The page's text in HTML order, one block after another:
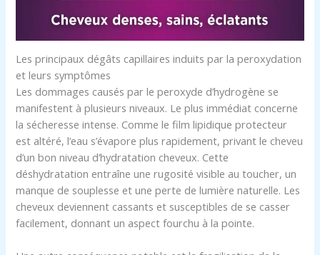
Les principaux dégâts capillaires induits par la peroxydation
et leurs symptômes
Les dommages causés par le peroxyde d’hydrogène se
manifestent à plusieurs niveaux. Le plus immédiat concerne
la sécheresse intense. Comme le film lipidique protecteur
est altéré, l’eau s’évapore plus rapidement, privant le cheveu
d’un bon niveau d’hydratation cheveux. Cette
déshydratation entraîne une rugosité visible au toucher, un
manque de souplesse et une perte de lumière naturelle. Les
cheveux deviennent cassants et susceptibles de se casser
facilement, donnant un aspect fourchu à la pointe.